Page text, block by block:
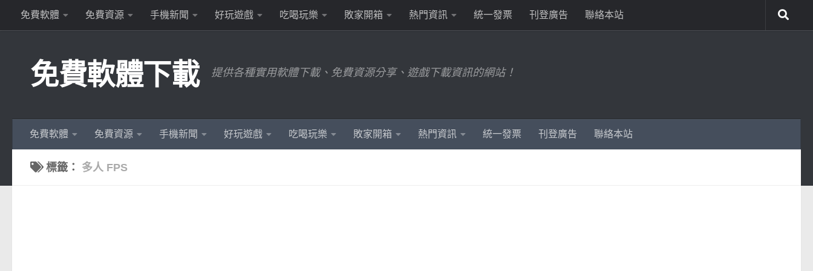
Skip to content
免費軟體 免費資源 手機新聞 好玩遊戲 吃喝玩樂 敗家開箱 熱門資訊 統一發票 刊登廣告 聯絡本站
免費軟體下載 提供各種實用軟體下載、免費資源分享、遊戲下載資訊的網站！
免費軟體 免費資源 手機新聞 好玩遊戲 吃喝玩樂 敗家開箱 熱門資訊 統一發票 刊登廣告 聯絡本站
標籤： 多人 FPS